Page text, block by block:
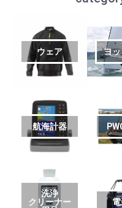
ウェア ヨ
航海計器
洗浄
クリーナー